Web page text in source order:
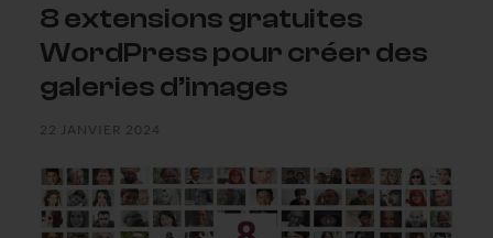
8 extensions gratuites
WordPress pour créer des
galeries d’images
22 JANVIER 2024